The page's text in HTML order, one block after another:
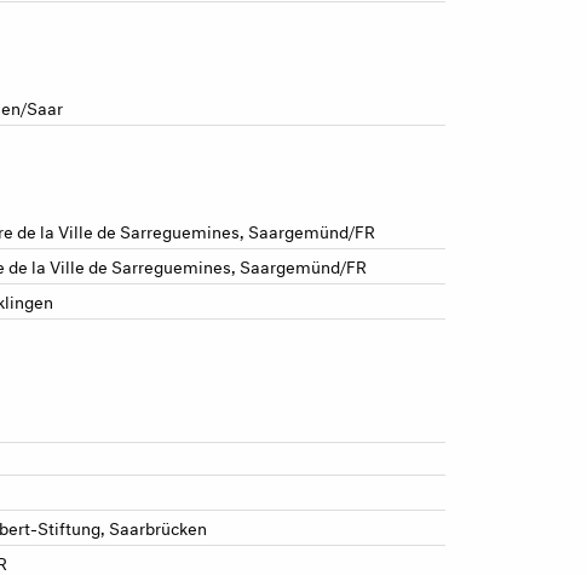
Saar
de la Ville de Sarreguemines, Saargemünd/FR
la Ville de Sarreguemines, Saargemünd/FR
Stiftung, Saarbrücken